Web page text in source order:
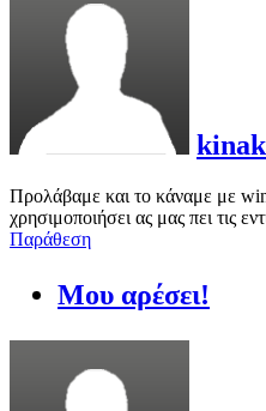
Προλάβαμε και το κάναμε με
χρησιμοποιήσει ας μας πει τις
Παράθεση
Μου αρέσει!